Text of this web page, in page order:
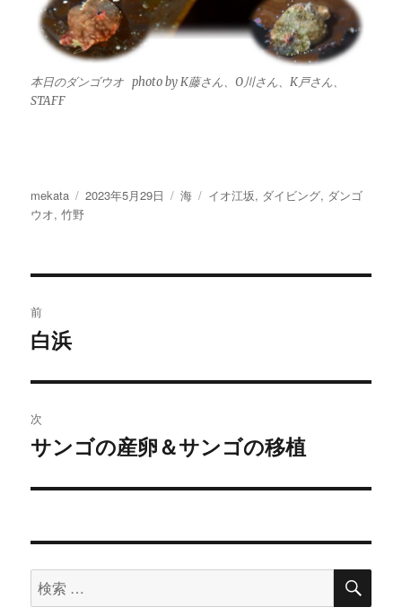
本日のダンゴウオ photo by K藤さん、O川さん、K戸さん、
STAFF
投
稿
mekata
投
2023年5月29日
カ
海
タ
イオ江坂, ダイビング, ダンゴ
ウオ,竹野
稿
ビ
ゲ
ー
ン
前
過
の
投
稿:
白浜
次
次
投
サンゴの産卵＆サンゴの移植
検
索
検